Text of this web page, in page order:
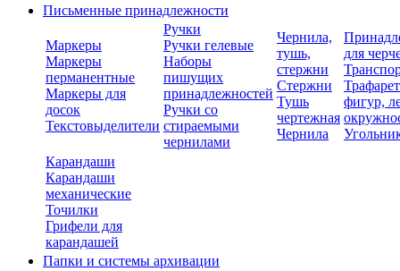
Письменные принадлежности
Маркеры
Маркеры
перманентные
Маркеры для
досок
Текстовыделители
Ручки
Ручки гелевые
Наборы
пишущих
принадлежностей
Ручки со
стираемыми
чернилами
Чернила,
тушь,
стержни
Стержни
Тушь
чертежная
Чернила
для
фигур,
Карандаши
Карандаши
механические
Точилки
Грифели для
карандашей
Папки и системы архивации